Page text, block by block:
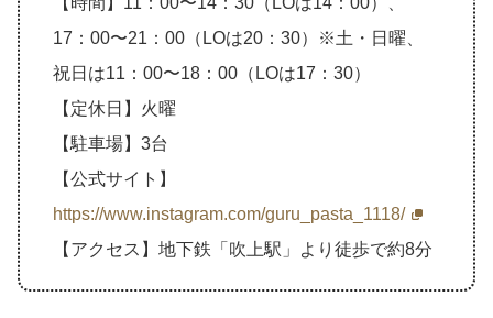
17：00〜21：00（LOは20：30）※土・日曜、
祝日は11：00〜18：00（LOは17：30）
【定休日】火曜
【駐車場】3台
【公式サイト】
https://www.instagram.com/guru_pasta_1118/
【アクセス】地下鉄「吹上駅」より徒歩で約8分